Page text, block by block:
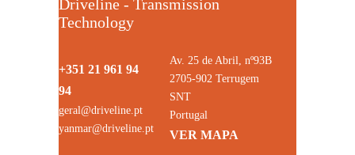
Driveline - Transmission
Technology
+351 21 961 94
94
geral@driveline.pt
yanmar@driveline.pt
Av. 25 de Abril, nº93B
2705-902 Terrugem
SNT
Portugal
VER MAPA